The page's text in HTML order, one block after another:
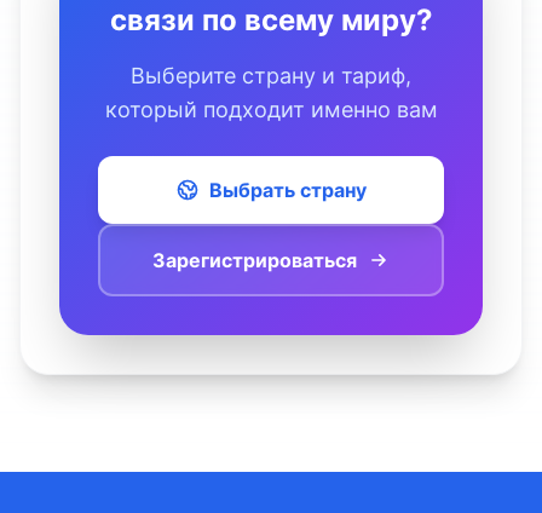
связи по всему миру?
Выберите страну и тариф,
который подходит именно вам
Выбрать страну
Зарегистрироваться